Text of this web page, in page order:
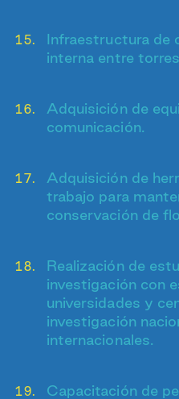
Infraestructura de
interna entre
Adquisición de
comunicación.
Adquisición de
trabajo para
conservación de
Realización de
investigación con
universidades y
investigación
internacionales.
Capacitación de